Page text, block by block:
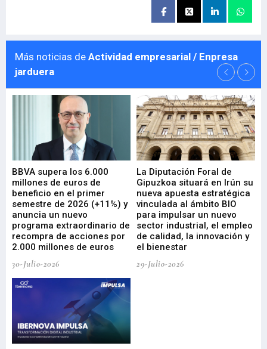
Más noticias de Actividad empresarial / Enpresa
jarduera
BBVA supera los 6.000
millones de euros de
beneficio en el primer
semestre de 2026 (+11%) y
anuncia un nuevo
programa extraordinario de
recompra de acciones por
2.000 millones de euros
30-Julio-2026
La Diputación Foral de
Gipuzkoa situará en Irún su
nueva apuesta estratégica
vinculada al ámbito BIO
para impulsar un nuevo
sector industrial, el empleo
de calidad, la innovación y
el bienestar
29-Julio-2026